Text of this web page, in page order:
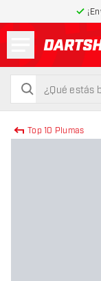
buscar
buscar
Top 10 Plumas